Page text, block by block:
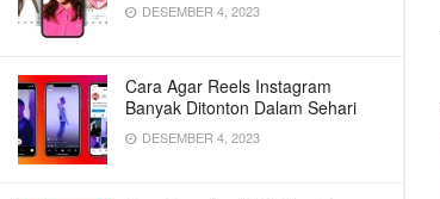
DESEMBER 4, 2023
Cara Agar Reels Instagram
Banyak Ditonton Dalam Sehari
DESEMBER 4, 2023